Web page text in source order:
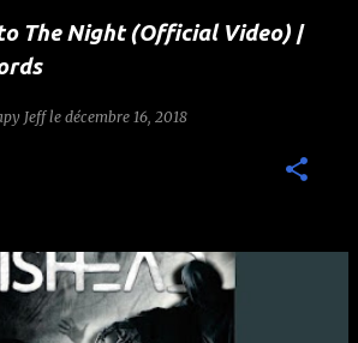
The Night (Official Video) |
Jeff le décembre 16, 2018